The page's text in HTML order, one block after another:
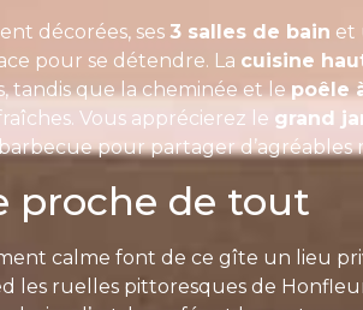
décorées, ses 3 salles de bain et
pour se détendre. La cuisine
tandis que la cheminée et le poêle
Vous apprécierez le grand
pour partager d’agréables
proche de tout
calme font de ce gîte un lieu
les ruelles pittoresques de